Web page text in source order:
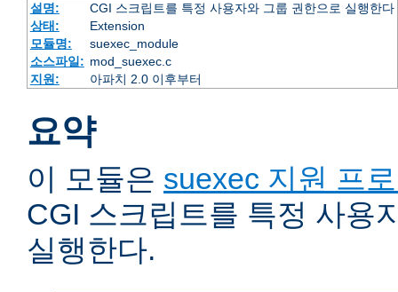
설명:
CGI 스크립트를 특정 사용자와 그룹 권한으로 실행한다
상태:
Extension
모듈명:
suexec_module
소스파일: mod_suexec.c
지원:
아파치 2.0 이후부터
요약
이 모듈은 suexec 지원 프
CGI 스크립트를 특정 사용
실행한다.